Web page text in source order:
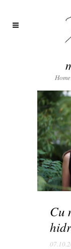
Home
Cu